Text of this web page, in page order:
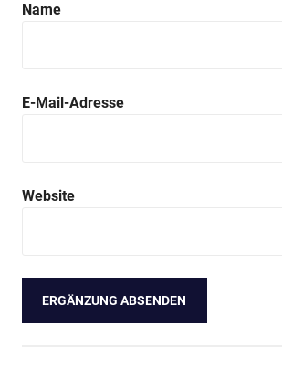
Name
E-Mail-Adresse
Website